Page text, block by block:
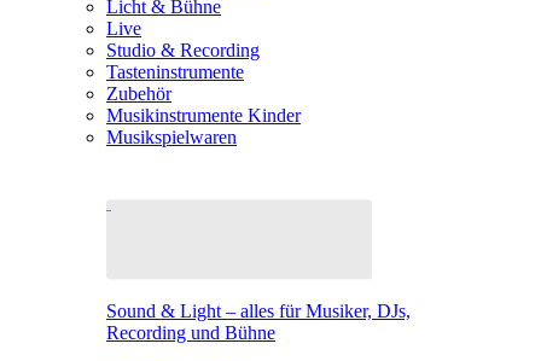
Licht & Bühne
Live
Studio & Recording
Tasteninstrumente
Zubehör
Musikinstrumente Kinder
Musikspielwaren
Sound & Light – alles für Musiker, DJs,
Recording und Bühne